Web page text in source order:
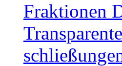
Fraktionen